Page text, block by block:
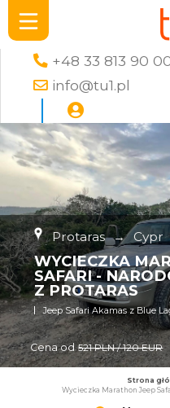
+48 33 813 90
info@tu1.pl
Protaras → Cypr
WYCIECZKA
SAFARI -
Z PROTARAS
Jeep Safari Akamas z Blue
Cena od 521 PLN / 120 EUR
Strona
Wycieczka Marathon Jeep